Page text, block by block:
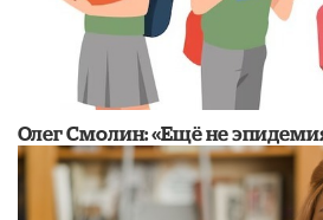
​Олег Смолин: «Ещё не